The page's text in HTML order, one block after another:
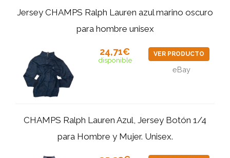
Jersey CHAMPS Ralph Lauren azul marino oscuro
para hombre unisex
24,71€
disponible
VER PRODUCTO
eBay
CHAMPS Ralph Lauren Azul, Jersey Botón 1/4
para Hombre y Mujer. Unisex.